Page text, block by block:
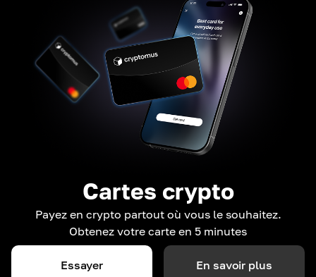
Cartes crypto
Payez en crypto partout où vous le souhaitez.
Obtenez votre carte en 5 minutes
Essayer En savoir plus